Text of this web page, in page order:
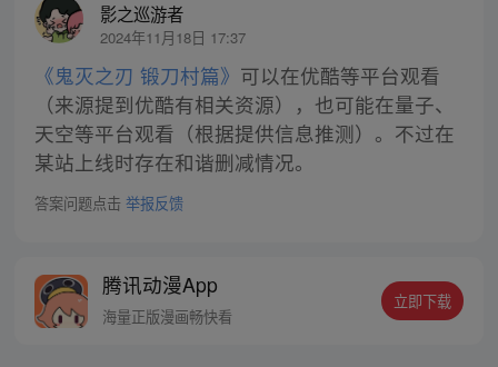
影之巡游者
2024年11月18日 17:37
《鬼灭之刃 锻刀村篇》 可以在优酷等平台观看
（来源提到优酷有相关资源），也可能在量子、
天空等平台观看（根据提供信息推测）。不过在
某站上线时存在和谐删减情况。
答案问题点击 举报反馈
腾讯动漫App
海量正版漫画畅快看
立即下载